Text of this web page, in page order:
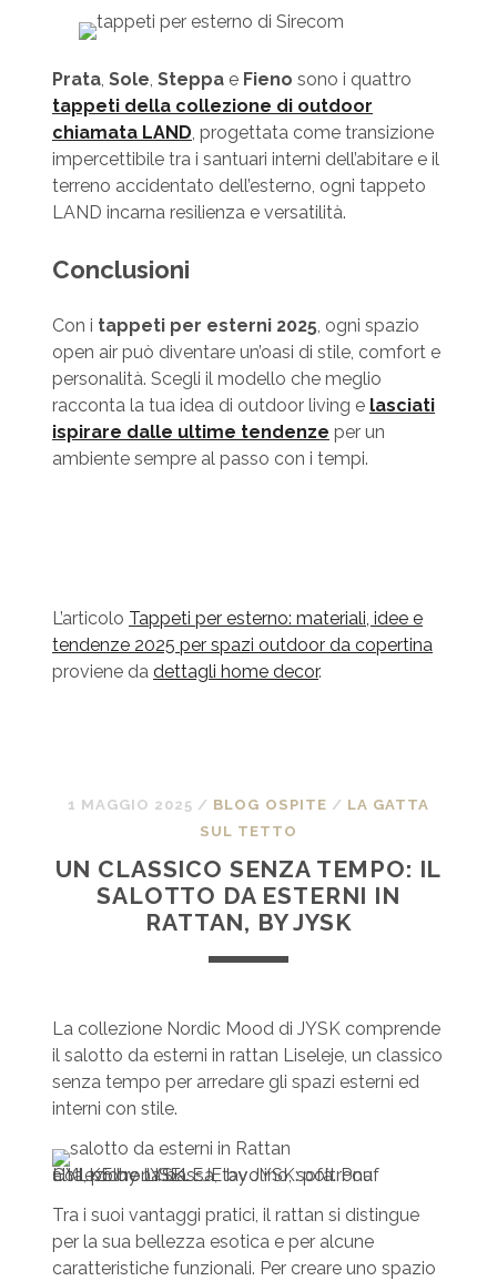
Prata, Sole Steppae Fieno sono i quattro
tappeti della collezione di outdoor
chiamata LAND , progettata come transizione
impercettibile tra i santuari interni dell’abitare e il
terreno accidentato dell’esterno, ogni tappeto
LAND incarna resilienza e versatilità.
Conclusioni
Con i tappeti per esterni 2025, ogni spazio
open air può diventare un’oasi di stile, comfort e
personalità. Scegli il modello che meglio
racconta la tua idea di outdoor living e lasciati
ispirare dalle ultime tendenze per un
ambiente sempre al passo con i tempi.
L’articolo Tappeti per esterno: materiali, idee e
tendenze 2025 per spazi outdoor da copertina
proviene da dettagli home decor.
1 MAGGIO 2025 / BLOG OSPITE / LA GATTA
SUL TETTO
UN CLASSICO SENZA TEMPO: IL
SALOTTO DA ESTERNI IN
RATTAN, BY JYSK
La collezione Nordic Mood di JYSK comprende
il salotto da esterni in rattan Liseleje, un classico
senza tempo per arredare gli spazi esterni ed
interni con stile.
Collezione LISELEJE by JYSK: poltrona alta, poltrona bassa, tavolino, sofà. Pouf HYLKE by JYSK.
Tra i suoi vantaggi pratici, il rattan si distingue
per la sua bellezza esotica e per alcune
caratteristiche funzionali. Per creare uno spazio